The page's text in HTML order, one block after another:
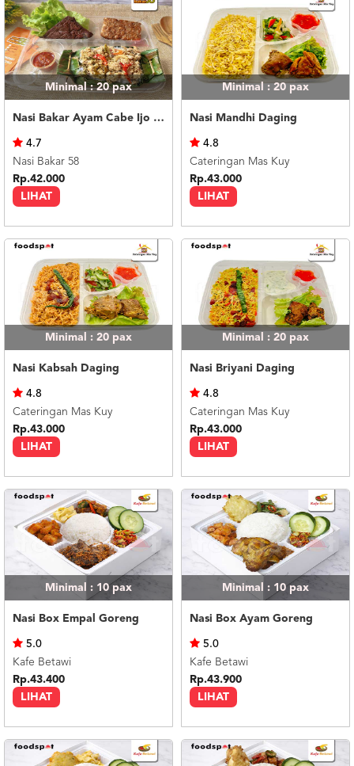
Minimal : 20pax
Nasi Bakar Ayam Cabe Ijo + Tahu Tempe
LIHAT
4.7
Nasi Bakar 58
Rp.42.000
Minimal : 20pax
Nasi Mandhi Daging
LIHAT
4.8
Cateringan Mas Kuy
Rp.43.000
Minimal : 20 pax
Nasi Kabsah Daging
LIHAT
4.8
Cateringan Mas Kuy
Rp.43.000
Minimal : 20 pax
Nasi Briyani Daging
LIHAT
4.8
Cateringan Mas Kuy
Rp.43.000
Minimal : 10 pax
Nasi Box Empal Goreng
LIHAT
5.0
Kafe Betawi
Rp.43.400
Minimal : 10pax
Nasi Box Ayam Goreng
LIHAT
5.0
Kafe Betawi
Rp.43.900